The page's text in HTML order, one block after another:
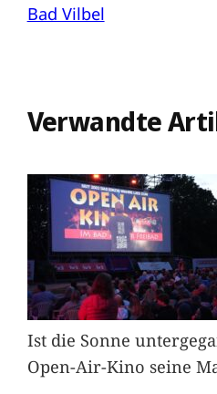
Bad Vilbel
Verwandte
Ist die Sonne
Open-Air-Kino seine